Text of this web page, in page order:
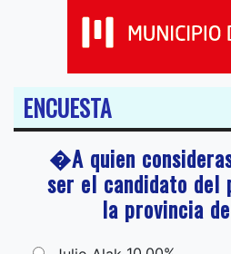
ENCUESTA
�A quien
ser el candidato del
la provincia